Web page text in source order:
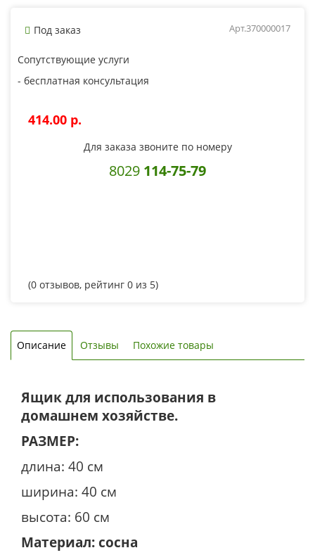
Под заказ Арт.370000017
Сопутствующие услуги
- бесплатная консультация
414.00 p.
Для заказа звоните по номеру
8029 114-75-79
(0 отзывов, рейтинг 0 из 5)
Описание Отзывы Похожие товары
Ящик для использования в
домашнем хозяйстве.
РАЗМЕР:
длина: 40 см
ширина: 40 см
высота: 60 см
Материал: сосна